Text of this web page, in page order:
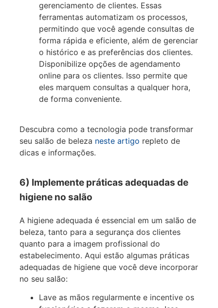
gerenciamento de clientes. Essas
ferramentas automatizam os processos,
permitindo que você agende consultas de
forma rápida e eficiente, além de gerenciar
o histórico e as preferências dos clientes.
Disponibilize opções de agendamento
online para os clientes. Isso permite que
eles marquem consultas a qualquer hora,
de forma conveniente.
Descubra como a tecnologia pode transformar
seu salão de beleza neste artigo repleto de
dicas e informações.
6) Implemente práticas adequadas de
higiene no salão
A higiene adequada é essencial em um salão de
beleza, tanto para a segurança dos clientes
quanto para a imagem profissional do
estabelecimento. Aqui estão algumas práticas
adequadas de higiene que você deve incorporar
no seu salão:
Lave as mãos regularmente e incentive os